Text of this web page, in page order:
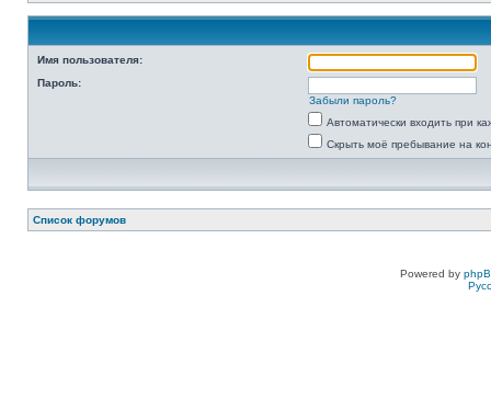
Имя пользователя:
Пароль:
Забыли пароль?
Автоматически входить при
Скрыть моё пребывание на
Список форумов
Powered by